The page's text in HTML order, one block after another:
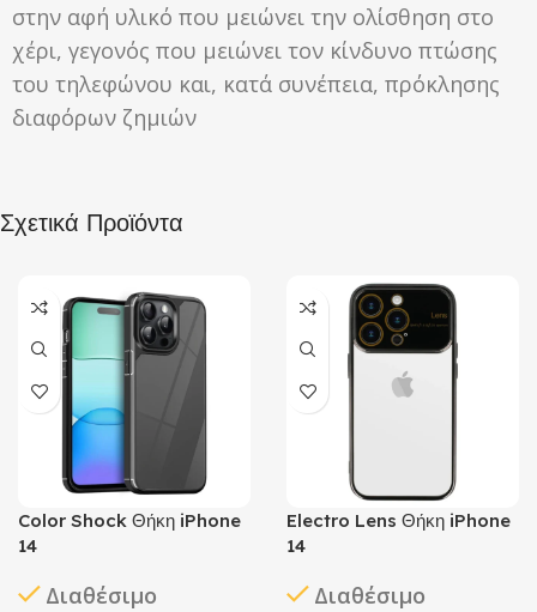
στην αφή υλικό που μειώνει την ολίσθηση στο
χέρι, γεγονός που μειώνει τον κίνδυνο πτώσης
του τηλεφώνου και, κατά συνέπεια, πρόκλησης
διαφόρων ζημιών
Σχετικά Προϊόντα
Color Shock Θήκη iPhone
14
Διαθέσιμο
Electro Lens Θήκη iPhone
14
Διαθέσιμο